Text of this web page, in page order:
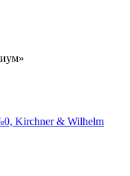
Kirchner & Wilhelm